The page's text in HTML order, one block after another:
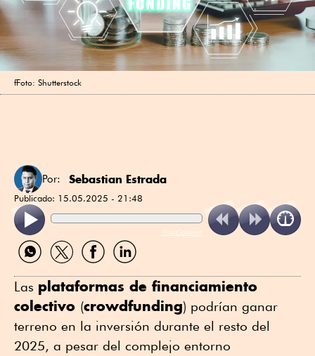
fFoto: Shutterstock
Por: Sebastian Estrada
Publicado: 15.05.2025 - 21:48
ReadSpeaker
Compartir
por
Compartir
por
Compartir
por
Compartir
por
Las plataformas de financiamiento
colectivo (crowdfunding) podrían ganar
terreno en la inversión durante el resto del
2025, a pesar del complejo entorno